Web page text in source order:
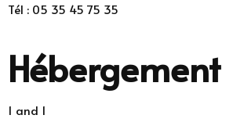
Tél : 05 35 45 75 35
Hébergement
1 and 1